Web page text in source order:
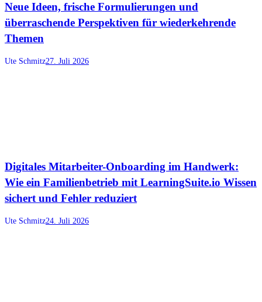
Neue Ideen, frische Formulierungen und
überraschende Perspektiven für wiederkehrende
Themen
Ute Schmitz27. Juli 2026
Digitales Mitarbeiter-Onboarding im Handwerk:
Wie ein Familienbetrieb mit LearningSuite.io Wissen
sichert und Fehler reduziert
Ute Schmitz24. Juli 2026